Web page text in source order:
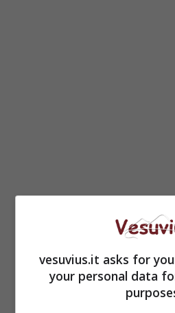
vesuvius.it asks for
your personal data